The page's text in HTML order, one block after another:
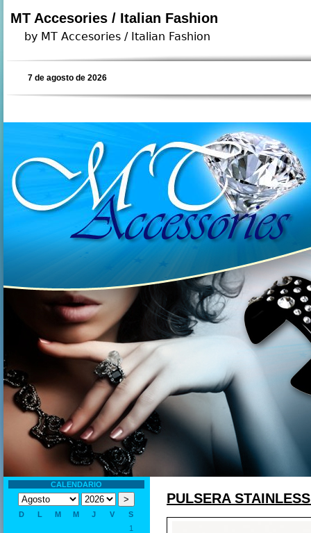
MT Accesories / Italian Fashion
by MT Accesories / Italian Fashion
7 de agosto de 2026
CALENDARIO
D L M M J V
S
1
PULSERA